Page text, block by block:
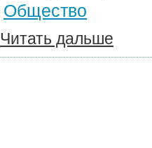
Общество
Читать дальше